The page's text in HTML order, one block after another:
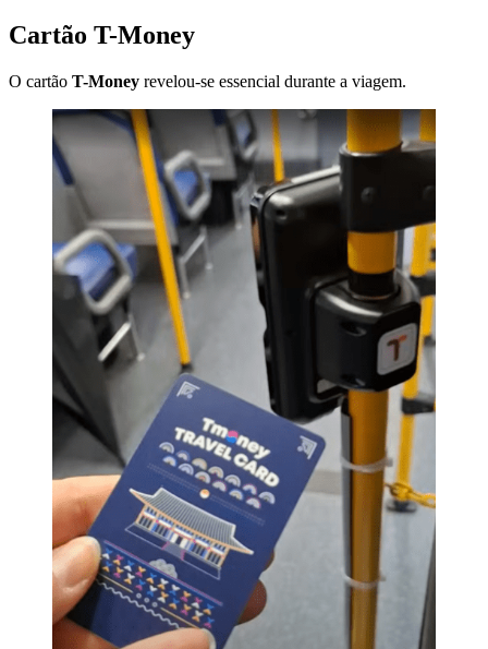
Cartão T-Money
O cartão T-Money revelou-se essencial durante a viagem.